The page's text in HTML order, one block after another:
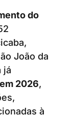
do
João da
já
2026,
à